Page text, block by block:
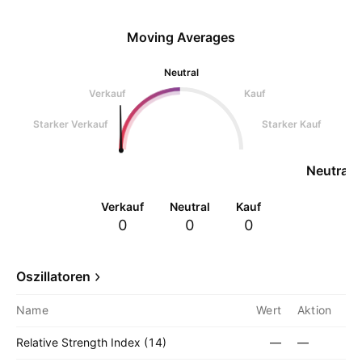
Moving Averages
Neutral
Verkauf
Kauf
Starker Verkauf Starker Kauf
Neutral
Verkauf
0
Neutral
0
Kauf
0
Oszillatoren
Name Wert Aktion
Relative Strength Index (14) — —